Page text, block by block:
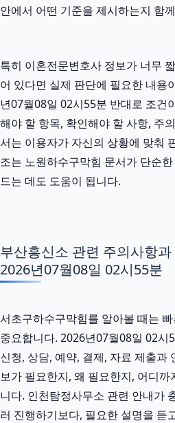
안에서 어떤 기준을 제시하는지 함
특히 이혼전문변호사 정보가 너무
어 있다면 실제 판단에 필요한 내용
년07월08일 02시55분 반대로 조건
해야 할 항목, 확인해야 할 사항, 주
서는 이용자가 자신의 상황에 맞춰
조는 노원하수구막힘 문서가 단순
드는 데도 도움이 됩니다.
부산흥신소 관련 주의사항
2026년07월08일 02시55분
서초구하수구막힘를 알아볼 때는
중요합니다. 2026년07월08일 02시
신청, 상담, 예약, 결제, 자료 제출과
보가 필요한지, 왜 필요한지, 어디
니다. 인천탐정사무소 관련 안내가
러 진행하기보다, 필요한 설명을 듣